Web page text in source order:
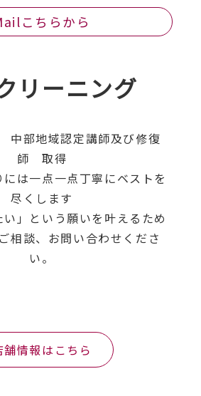
こちらから
リーニング
部地域認定講師及び修復
師 取得
は一点一点丁寧にベストを
尽くします
い」という願いを叶えるため
相談、お問い合わせくださ
い。
舗情報はこちら